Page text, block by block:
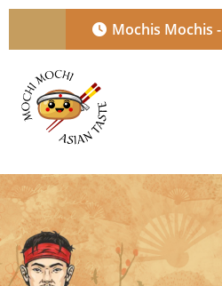
Mochis Mochis -